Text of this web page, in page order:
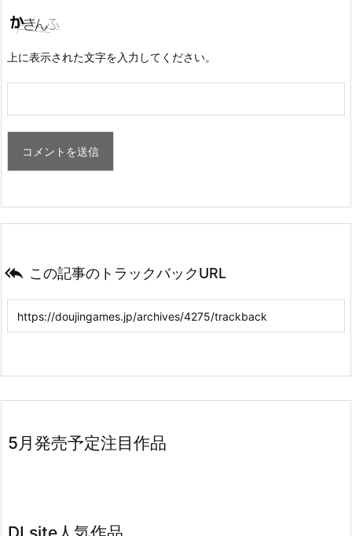
上に表示された文字を入力してください。
 この記事のトラックバックURL
5月発売予定注目作品